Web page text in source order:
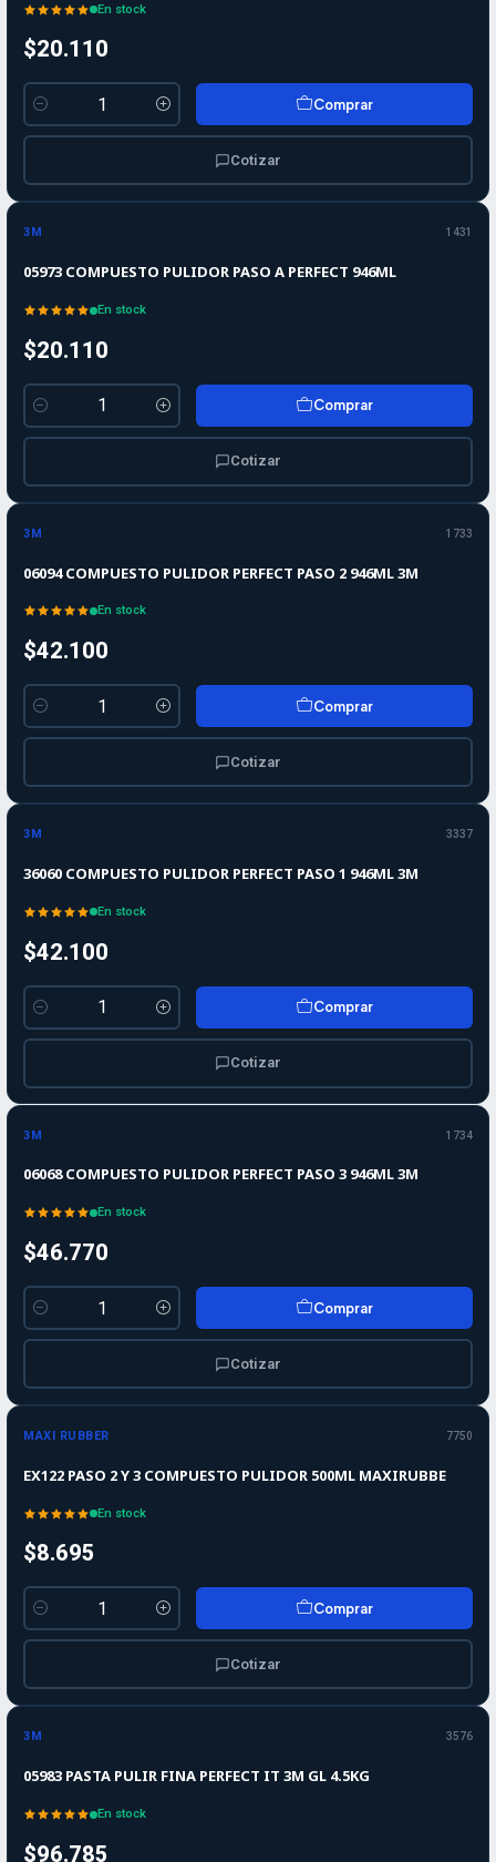
En stock
$20.110
Cantidad
Comprar
Cotizar
3M 1431
05973 COMPUESTO PULIDOR PASO A PERFECT 946ML
En stock
$20.110
Cantidad
Comprar
Cotizar
3M 1733
06094 COMPUESTO PULIDOR PERFECT PASO 2 946ML 3M
En stock
$42.100
Cantidad
Comprar
Cotizar
3M 3337
36060 COMPUESTO PULIDOR PERFECT PASO 1 946ML 3M
En stock
$42.100
Cantidad
Comprar
Cotizar
3M 1734
06068 COMPUESTO PULIDOR PERFECT PASO 3 946ML 3M
En stock
$46.770
Cantidad
Comprar
Cotizar
MAXI RUBBER 7750
EX122 PASO 2 Y 3 COMPUESTO PULIDOR 500ML MAXIRUBBE
En stock
$8.695
Cantidad
Comprar
Cotizar
3M 3576
05983 PASTA PULIR FINA PERFECT IT 3M GL 4.5KG
En stock
$96.785